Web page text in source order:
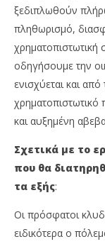
ξεδιπλωθούν
πληθωρισμό,
χρηματοπιστωτική
οδηγήσουμε την
ενισχύεται και
χρηματοπιστωτικό
και αυξημένη
Σχετικά με το
που θα
τα εξής:
Οι πρόσφατοι
ειδικότερα ο